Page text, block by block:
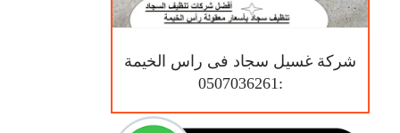
شركة غسيل سجاد فى راس الخيمة
:0507036261